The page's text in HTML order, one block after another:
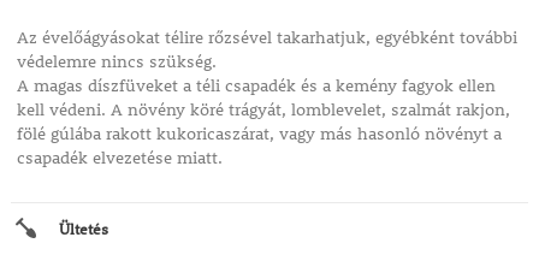
Az évelőágyásokat télire rőzsével takarhatjuk, egyébként további
védelemre nincs szükség.
A magas díszfüveket a téli csapadék és a kemény fagyok ellen
kell védeni. A növény köré trágyát, lomblevelet, szalmát rakjon,
fölé gúlába rakott kukoricaszárat, vagy más hasonló növényt a
csapadék elvezetése miatt.
Ültetés